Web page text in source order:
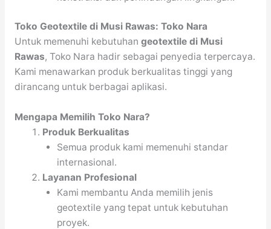
Toko Geotextile di Musi Rawas: Toko Nara
Untuk memenuhi kebutuhan geotextile di Musi
Rawas, Toko Nara hadir sebagai penyedia terpercaya.
Kami menawarkan produk berkualitas tinggi yang
dirancang untuk berbagai aplikasi.
Mengapa Memilih Toko Nara?
Produk Berkualitas
Semua produk kami memenuhi standar
internasional.
Layanan Profesional
Kami membantu Anda memilih jenis
geotextile yang tepat untuk kebutuhan
proyek.